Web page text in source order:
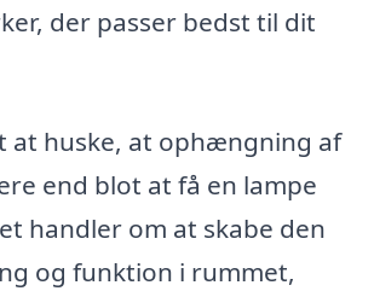
der passer bedst til dit
at huske, at ophængning af
end blot at få en lampe
handler om at skabe den
og funktion i rummet,